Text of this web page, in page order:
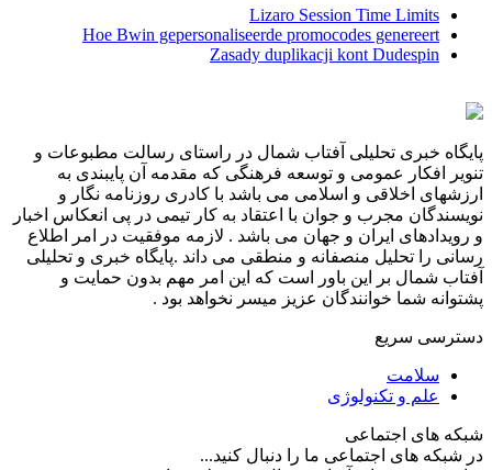
Lizaro Session Time Limits
Hoe Bwin gepersonaliseerde promocodes genereert
Zasady duplikacji kont Dudespin
پایگاه خبری تحلیلی آفتاب شمال در راستای رسالت مطبوعات و
تنویر افکار عمومی و توسعه فرهنگی که مقدمه آن پایبندی به
ارزشهای اخلاقی و اسلامی می باشد با کادری روزنامه نگار و
نویسندگان مجرب و جوان با اعتقاد به کار تیمی در پی انعکاس اخبار
و رویدادهای ایران و جهان می باشد . لازمه موفقیت در امر اطلاع
رسانی را تحلیل منصفانه و منطقی می داند .پایگاه خبری و تحلیلی
آفتاب شمال بر این باور است که این امر مهم بدون حمایت و
پشتوانه شما خوانندگان عزیز میسر نخواهد بود .
دسترسی سریع
سلامت
علم و تکنولوژی
شبکه های اجتماعی
در شبکه های اجتماعی ما را دنبال کنید...